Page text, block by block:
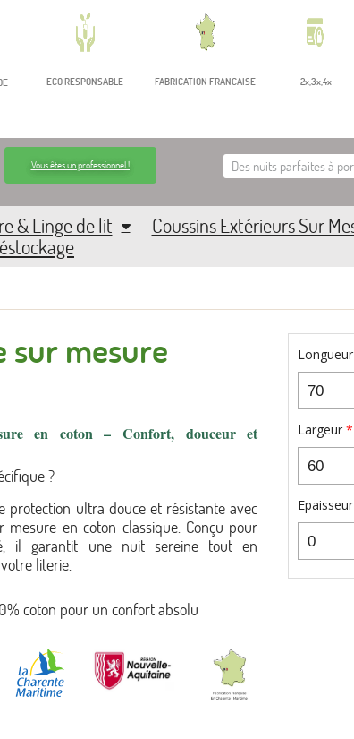
ECO RESPONSABLE FABRICATION FRANCAISE 2x,3x,4x
Vous êtes un professionnel !
& Linge de lit Coussins Extérieurs Sur
sur mesure
en coton – Confort, douceur et
?
protection ultra douce et résistante avec
en coton classique. Conçu pour
il garantit une nuit sereine tout en
literie.
coton pour un confort absolu
Longueur
Largeur *